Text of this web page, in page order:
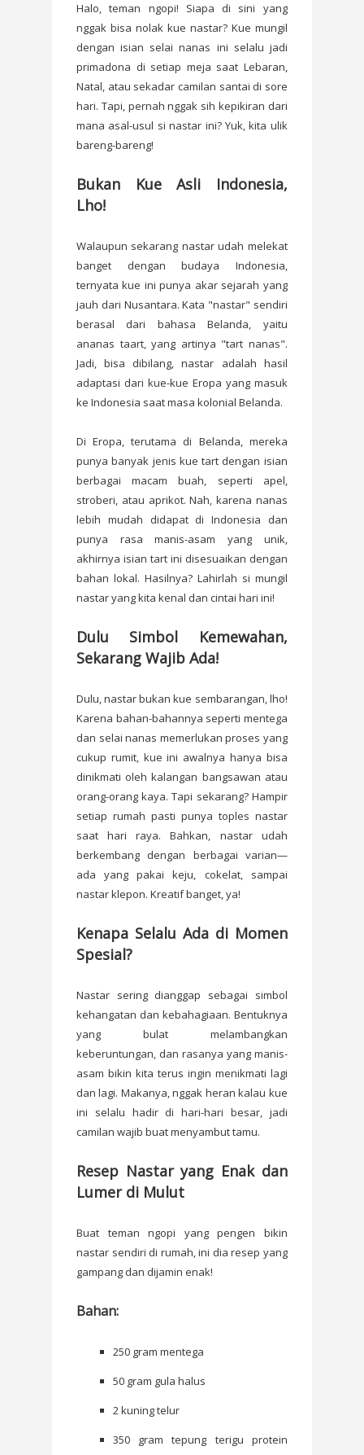
Halo, teman ngopi! Siapa di sini yang
nggak bisa nolak kue nastar? Kue mungil
dengan isian selai nanas ini selalu jadi
primadona di setiap meja saat Lebaran,
Natal, atau sekadar camilan santai di sore
hari. Tapi, pernah nggak sih kepikiran dari
mana asal-usul si nastar ini? Yuk, kita ulik
bareng-bareng!
Bukan Kue Asli Indonesia,
Lho!
Walaupun sekarang nastar udah melekat
banget dengan budaya Indonesia,
ternyata kue ini punya akar sejarah yang
jauh dari Nusantara. Kata "nastar" sendiri
berasal dari bahasa Belanda, yaitu
ananas taart, yang artinya "tart nanas".
Jadi, bisa dibilang, nastar adalah hasil
adaptasi dari kue-kue Eropa yang masuk
ke Indonesia saat masa kolonial Belanda.
Di Eropa, terutama di Belanda, mereka
punya banyak jenis kue tart dengan isian
berbagai macam buah, seperti apel,
stroberi, atau aprikot. Nah, karena nanas
lebih mudah didapat di Indonesia dan
punya rasa manis-asam yang unik,
akhirnya isian tart ini disesuaikan dengan
bahan lokal. Hasilnya? Lahirlah si mungil
nastar yang kita kenal dan cintai hari ini!
Dulu Simbol Kemewahan,
Sekarang Wajib Ada!
Dulu, nastar bukan kue sembarangan, lho!
Karena bahan-bahannya seperti mentega
dan selai nanas memerlukan proses yang
cukup rumit, kue ini awalnya hanya bisa
dinikmati oleh kalangan bangsawan atau
orang-orang kaya. Tapi sekarang? Hampir
setiap rumah pasti punya toples nastar
saat hari raya. Bahkan, nastar udah
berkembang dengan berbagai varian—
ada yang pakai keju, cokelat, sampai
nastar klepon. Kreatif banget, ya!
Kenapa Selalu Ada di Momen
Spesial?
Nastar sering dianggap sebagai simbol
kehangatan dan kebahagiaan. Bentuknya
yang bulat melambangkan
keberuntungan, dan rasanya yang manis-
asam bikin kita terus ingin menikmati lagi
dan lagi. Makanya, nggak heran kalau kue
ini selalu hadir di hari-hari besar, jadi
camilan wajib buat menyambut tamu.
Resep Nastar yang Enak dan
Lumer di Mulut
Buat teman ngopi yang pengen bikin
nastar sendiri di rumah, ini dia resep yang
gampang dan dijamin enak!
Bahan:
250 gram mentega
50 gram gula halus
2 kuning telur
350 gram tepung terigu protein